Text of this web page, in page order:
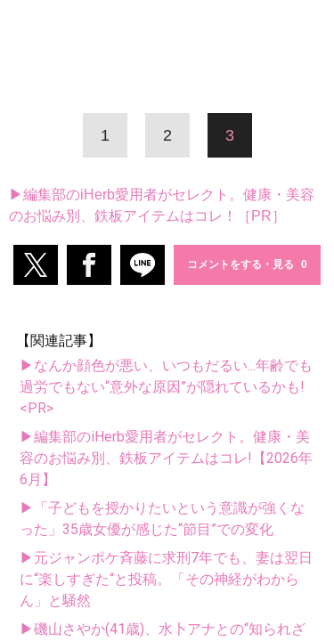
1 2 3
▶編集部のiHerb愛用者がセレクト。健康・美容
のお悩み別、鉄板アイテムはコレ！［PR］
コメントをする・見る
【関連記事】
▶なんか顔色が悪い、いつもだるい...年齢でも
過労でもない“意外な原因”が隠れているかも!
<PR>
▶編集部のiHerb愛用者がセレクト。健康・美
容のお悩み別、鉄板アイテムはコレ!【2026年
6月】
▶「子どもを授かりたいという意識が強くな
った」35歳女優が感じた“節目”での変化
▶元ジャンポケ斉藤に求刑7年でも、妻は翌日
に“楽しすぎた“と投稿。「その神経がわから
ん」と騒然
▶磯山さやか(41歳)、水卜アナとの“知られざ